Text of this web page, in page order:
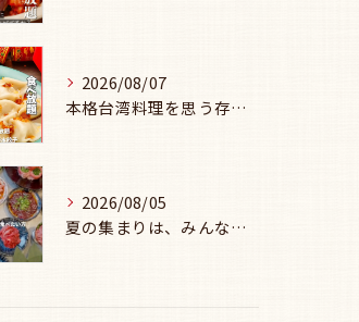
2026/08/07
本格台湾料理を思う存分楽しみたい方に、
2026/08/05
夏の集まりは、みんなで焼肉🥩☀️